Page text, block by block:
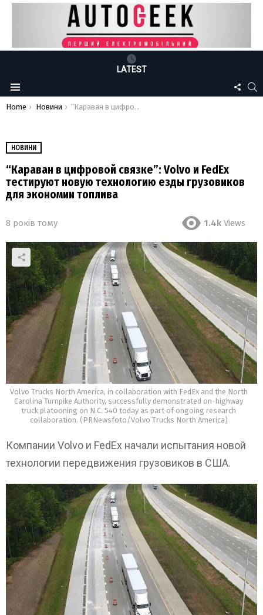
LATEST
Menu
US
You are here:
Home Новини “Караван в цифровой связке”: Volvo и FedEx тестируют новую технологию езды грузовиков для экономии топлива
НОВИНИ
“Караван в цифровой связке”: Volvo и FedEx
тестируют новую технологию езды грузовиков
для экономии топлива
8 років тому 1.4k Views
Volvo Trucks North America, in collaboration with FedEx and the North
Carolina Turnpike Authority, successfully demonstrated on-highway
truck platooning on N.C. 540 today as part of ongoing research
collaboration. (PRNewsfoto/Volvo Trucks North America)
Компании Volvo и FedEx начали испытания новой
технологии передвижения грузовиков в США.